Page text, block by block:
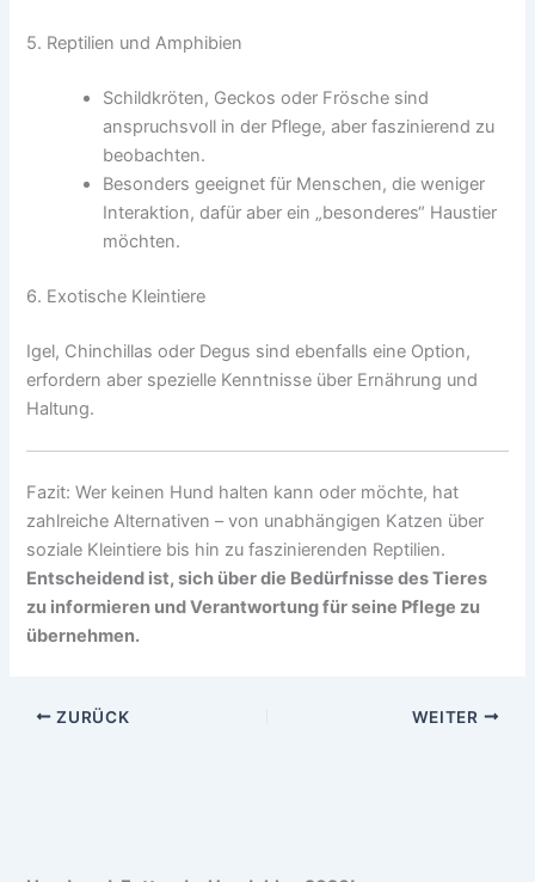
5. Reptilien und Amphibien
Schildkröten, Geckos oder Frösche sind
anspruchsvoll in der Pflege, aber faszinierend zu
beobachten.
Besonders geeignet für Menschen, die weniger
Interaktion, dafür aber ein „besonderes“ Haustier
möchten.
6. Exotische Kleintiere
Igel, Chinchillas oder Degus sind ebenfalls eine Option,
erfordern aber spezielle Kenntnisse über Ernährung und
Haltung.
Fazit: Wer keinen Hund halten kann oder möchte, hat
zahlreiche Alternativen – von unabhängigen Katzen über
soziale Kleintiere bis hin zu faszinierenden Reptilien.
Entscheidend ist, sich über die Bedürfnisse des Tieres
zu informieren und Verantwortung für seine Pflege zu
übernehmen.
ZURÜCK WEITER